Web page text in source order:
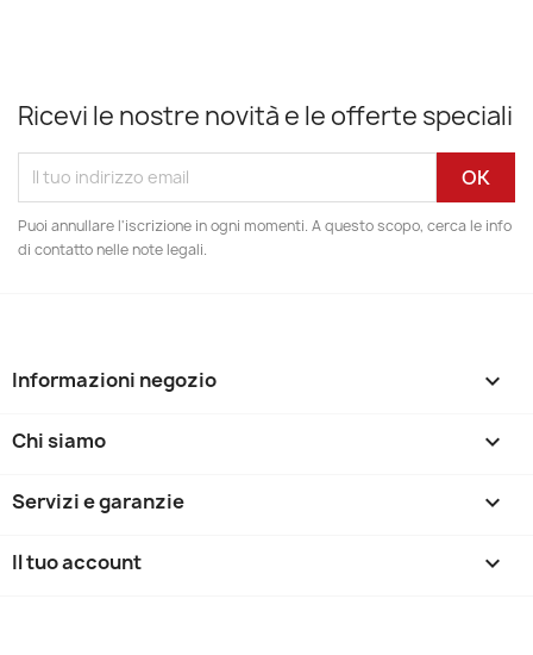
Ricevi le nostre novità e le offerte speciali
Puoi annullare l'iscrizione in ogni momenti. A questo scopo, cerca le info
di contatto nelle note legali.
Informazioni negozio keyboard_arrow_down
Chi siamo 
Servizi e garanzie 
Il tuo account 